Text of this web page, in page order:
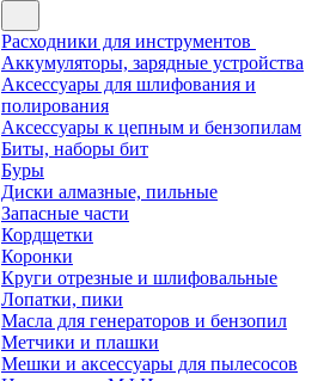
Расходники для инструментов
Аккумуляторы, зарядные устройства
Аксессуары для шлифования и
полирования
Аксессуары к цепным и бензопилам
Биты, наборы бит
Буры
Диски алмазные, пильные
Запасные части
Кордщетки
Коронки
Круги отрезные и шлифовальные
Лопатки, пики
Масла для генераторов и бензопил
Метчики и плашки
Мешки и аксессуары для пылесосов